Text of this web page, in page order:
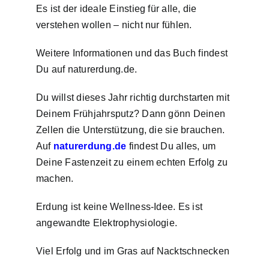
Es ist der ideale Einstieg für alle, die
verstehen wollen – nicht nur fühlen.
Weitere Informationen und das Buch findest
Du auf naturerdung.de.
Du willst dieses Jahr richtig durchstarten mit
Deinem Frühjahrsputz? Dann gönn Deinen
Zellen die Unterstützung, die sie brauchen.
Auf naturerdung.de findest Du alles, um
Deine Fastenzeit zu einem echten Erfolg zu
machen.
Erdung ist keine Wellness-Idee. Es ist
angewandte Elektrophysiologie.
Viel Erfolg und im Gras auf Nacktschnecken